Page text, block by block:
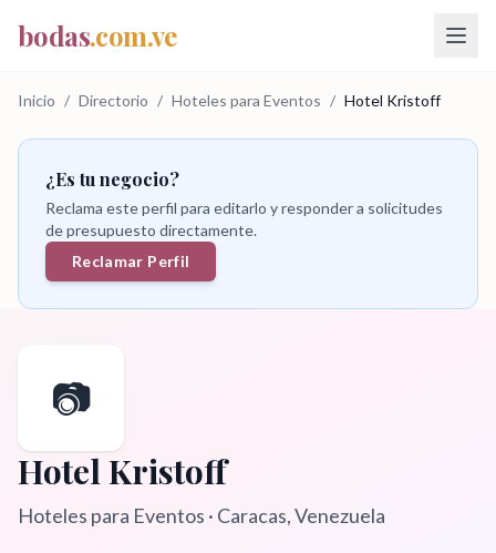
bodas.com.ve
Inicio / Directorio / Hoteles para Eventos / Hotel Kristoff
¿Es tu negocio?
Reclama este perfil para editarlo y responder a solicitudes
de presupuesto directamente.
Reclamar Perfil
📷
Hotel Kristoff
Hoteles para Eventos · Caracas, Venezuela